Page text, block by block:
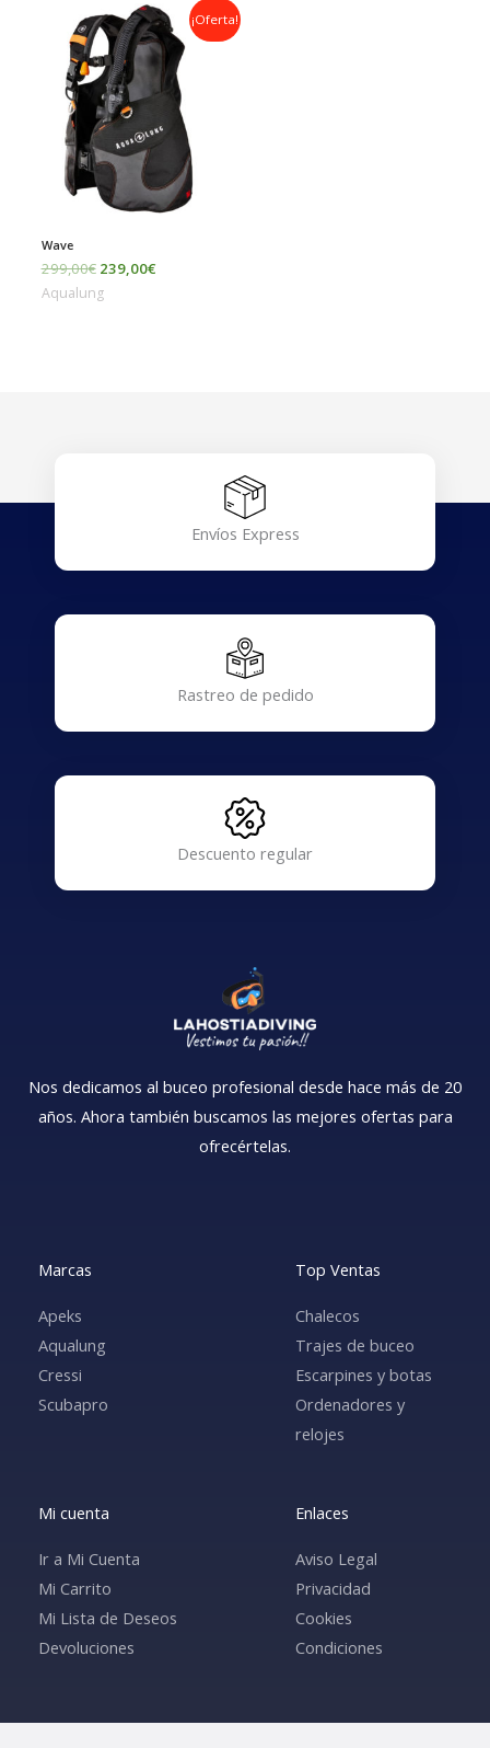
¡Oferta!
Wave
299,00€
El
precio
original
era:
299,00€.
239,00€
El
precio
actual
es:
239,00€.
Aqualung
Envíos Express
Rastreo de pedido
Descuento regular
Nos dedicamos al buceo profesional desde hace más de 20
años. Ahora también buscamos las mejores ofertas para
ofrecértelas.
Marcas
Apeks
Aqualung
Cressi
Scubapro
Top Ventas
Chalecos
Trajes de buceo
Escarpines y botas
Ordenadores y
relojes
Mi cuenta
Ir a Mi Cuenta
Mi Carrito
Mi Lista de Deseos
Devoluciones
Enlaces
Aviso Legal
Privacidad
Cookies
Condiciones